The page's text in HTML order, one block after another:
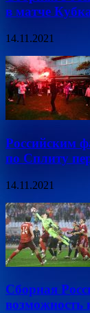
в матче
14.11.2021
Российским
по Сплиту
14.11.2021
Сборная